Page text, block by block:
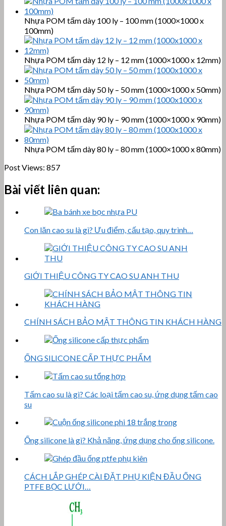
Nhựa POM tấm dày 100 ly – 100 mm (1000×1000 x
100mm)
Nhựa POM tấm dày 12 ly – 12 mm (1000×1000 x 12mm)
Nhựa POM tấm dày 50 ly – 50 mm (1000×1000 x 50mm)
Nhựa POM tấm dày 90 ly – 90 mm (1000×1000 x 90mm)
Nhựa POM tấm dày 80 ly – 80 mm (1000×1000 x 80mm)
Post Views: 857
Bài viết liên quan:
Con lăn cao su là gì? Ưu điểm, cấu tạo, quy trình…
GIỚI THIỆU CÔNG TY CAO SU ANH THU
CHÍNH SÁCH BẢO MẬT THÔNG TIN KHÁCH HÀNG
ỐNG SILICONE CẤP THỰC PHẨM
Tấm cao su là gì? Các loại tấm cao su, ứng dụng tấm cao
su
Ống silicone là gì? Khả năng, ứng dụng cho ống silicone.
CÁCH LẮP GHÉP CÀI ĐẶT PHỤ KIỆN ĐẦU ỐNG
PTFE BỌC LƯỚI…